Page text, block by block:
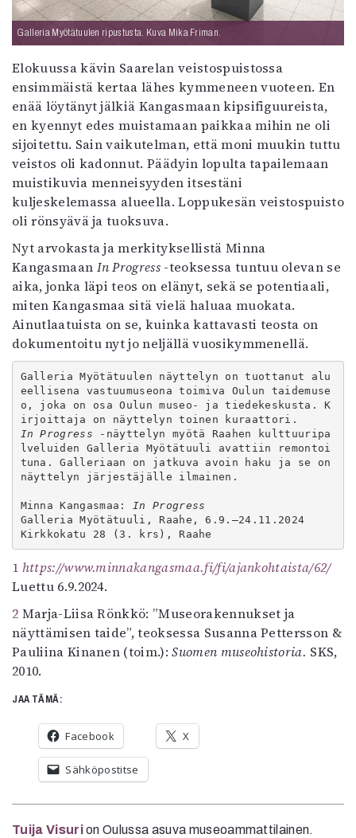
Galleria Myötätuulen ripustusta. Kuva Mika Friman.
Elokuussa kävin Saarelan veistospuistossa
ensimmäistä kertaa lähes kymmeneen vuoteen. En
enää löytänyt jälkiä Kangasmaan kipsifiguureista,
en kyennyt edes muistamaan paikkaa mihin ne oli
sijoitettu. Sain vaikutelman, että moni muukin tuttu
veistos oli kadonnut. Päädyin lopulta tapailemaan
muistikuvia menneisyyden itsestäni
kuljeskelemassa alueella. Loppukesän veistospuisto
oli rönsyävä ja tuoksuva.
Nyt arvokasta ja merkityksellistä Minna
Kangasmaan In Progress -teoksessa tuntuu olevan se
aika, jonka läpi teos on elänyt, sekä se potentiaali,
miten Kangasmaa sitä vielä haluaa muokata.
Ainutlaatuista on se, kuinka kattavasti teosta on
dokumentoitu nyt jo neljällä vuosikymmenellä.
Galleria Myötätuulen näyttelyn on tuottanut alu
eellisena vastuumuseona toimiva Oulun taidemuse
o, joka on osa Oulun museo- ja tiedekeskusta. K
In Progress
-näyttelyn myötä Raahen kulttuuripa
lveluiden Galleria Myötätuuli avattiin remontoi
tuna. Galleriaan on jatkuva avoin haku ja se on
näyttelyn järjestäjälle ilmainen.
Minna Kangasmaa:
In Progress
Galleria Myötätuuli, Raahe, 6.9.–24.11.2024
Kirkkokatu 28 (3. krs), Raahe
1 https://www.minnakangasmaa.fi/fi/ajankohtaista/62/
Luettu 6.9.2024.
2 Marja-Liisa Rönkkö: ”Museorakennukset ja
näyttämisen taide”, teoksessa Susanna Pettersson &
Pauliina Kinanen (toim.):Suomen museohistoria. SKS,
2010.
JAA TÄMÄ:
Facebook X
Sähköpostitse
Tuija Visurion Oulussa asuva museoammattilainen.